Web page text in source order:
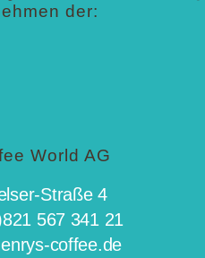
der:
World AG
Straße 4
567 341 21
coffee.de